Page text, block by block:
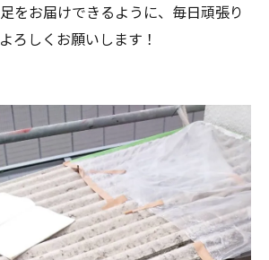
をお届けできるように、毎日頑張り
ろしくお願いします！